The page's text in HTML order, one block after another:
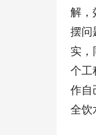
解，
摆问
实，
个工
作自
全饮